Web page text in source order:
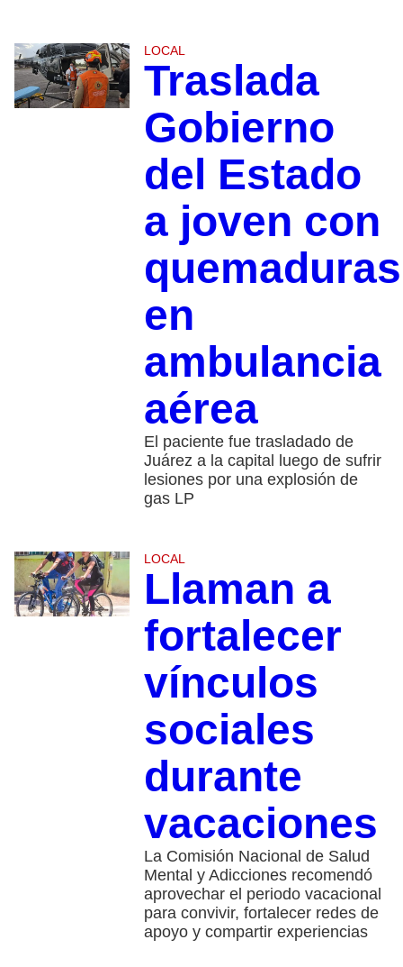
LOCAL
Traslada
Gobierno
del Estado
a joven con
en
ambulancia
aérea
El paciente fue trasladado de
Juárez a la capital luego de sufrir
lesiones por una explosión de
gas LP
LOCAL
Llaman a
fortalecer
vínculos
sociales
durante
vacaciones
La Comisión Nacional de Salud
Mental y Adicciones recomendó
aprovechar el periodo vacacional
para convivir, fortalecer redes de
apoyo y compartir experiencias